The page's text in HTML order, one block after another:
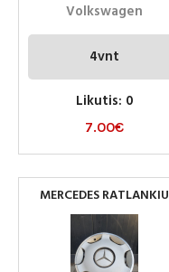
Volkswagen
4vnt
Likutis: 0
7.00€
MERCEDES RATLANKIU
GAUBTAI R15